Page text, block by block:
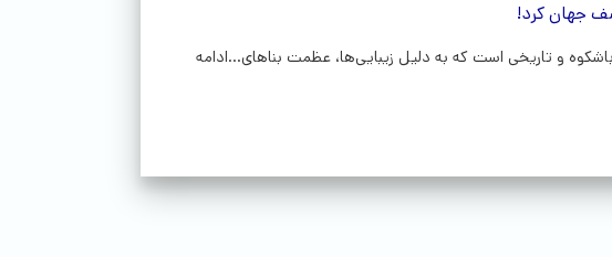
جهان کرد!
و تاریخی است که به دلیل زیبایی‌ها، عظمت بناهای...ادامه